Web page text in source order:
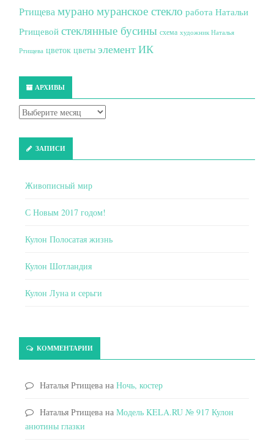
Ртищевамурано муранское стекло работа Натальи
Ртищевой стеклянные бусины схема художник Наталья
Ртищева цветок цветы элемент ИК
АРХИВЫ
ЗАПИСИ
Живописный мир
С Новым 2017 годом!
Кулон Полосатая жизнь
Кулон Шотландия
Кулон Луна и серьги
КОММЕНТАРИИ
Наталья Ртищева на Ночь, костер
Наталья Ртищева на Модель KELA.RU № 917 Кулон
анютины глазки